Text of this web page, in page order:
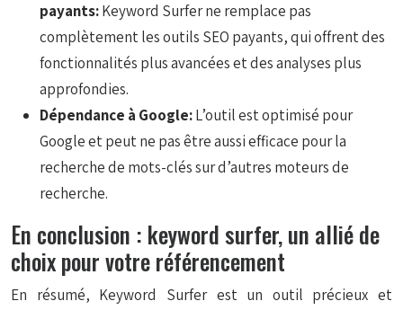
payants:Keyword Surfer ne remplace pas
complètement les outils SEO payants, qui offrent des
fonctionnalités plus avancées et des analyses plus
approfondies.
Dépendance à Google:L’outil est optimisé pour
Google et peut ne pas être aussi efficace pour la
recherche de mots-clés sur d’autres moteurs de
recherche.
En conclusion : keyword surfer, un allié de
choix pour votre référencement
En résumé, Keyword Surfer est un outil précieux et